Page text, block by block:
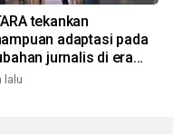
tekankan
adaptasi pada
jurnalis di era
lalu